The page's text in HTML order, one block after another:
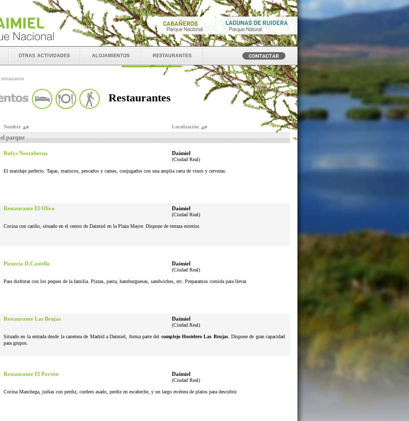
otras actividades alojamientos restaurantes
Restaurantes
Nombre Localización
parque
Rufys Neotaberna Daimiel
(Ciudad Real)
El maridaje perfecto. Tapas, mariscos, pescados y carnes, conjugados con una amplia carta de vinos y cervezas.
Restaurante El Olivo Daimiel
(Ciudad Real)
Cocina con cariño, situado en el centro de Daimiel en la Plaza Mayor. Dispone de terraza exterior.
Pizzería D.Castello Daimiel
(Ciudad Real)
Para disfrutar con los peques de la familia. Pizzas, pasta, hamburguesas, sandwiches, etc. Preparamos comida para llevar.
Restaurante Las Brujas Daimiel
(Ciudad Real)
Situado en la entrada desde la carretera de Madrid a Daimiel, forma parte del complejo Hostelero Las Brujas. Dispone de gran capacidad
para grupos.
Restaurante El Portón Daimiel
(Ciudad Real)
Cocina Manchega, judias con perdiz, cordero asado, perdiz en escabeche, y un largo etcétera de platos para descubrir.